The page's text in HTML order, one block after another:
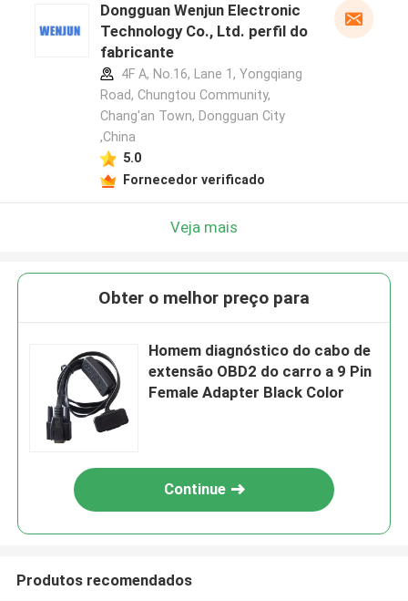
Dongguan Wenjun Electronic
Technology Co., Ltd. perfil do
fabricante
4F A, No.16, Lane 1, Yongqiang
Road, Chungtou Community,
Chang'an Town, Dongguan City
,China
5.0
Fornecedor verificado
Veja mais
Obter o melhor preço para
Homem diagnóstico do cabo de
extensão OBD2 do carro a 9 Pin
Female Adapter Black Color
Continue
Produtos recomendados